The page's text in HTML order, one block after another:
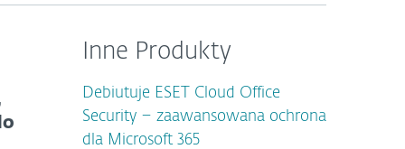
Inne Produkty
Debiutuje ESET Cloud Office
Security – zaawansowana ochrona
dla Microsoft 365